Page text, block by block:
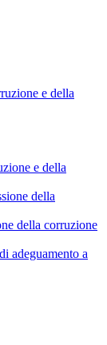
e della
e della
della
della corruzione
adeguamento a